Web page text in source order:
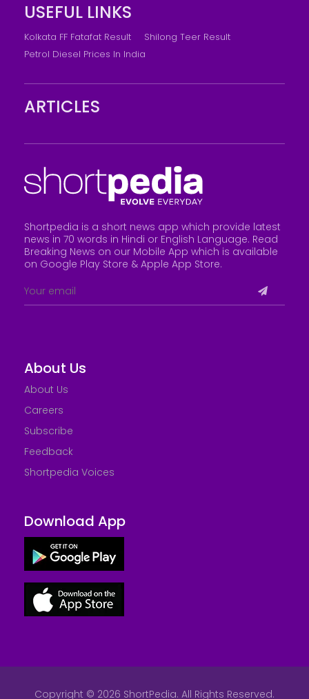
USEFUL LINKS
Kolkata FF Fatafat Result
Shilong Teer Result
Petrol Diesel Prices In India
ARTICLES
Shortpedia is a short news app which provide latest
news in 70 words in Hindi or English Language. Read
Breaking News on our Mobile App which is available
on Google Play Store & Apple App Store.
About Us
About Us
Careers
Subscribe
Feedback
Shortpedia Voices
Download App
Copyright © 2026 ShortPedia. All Rights Reserved.